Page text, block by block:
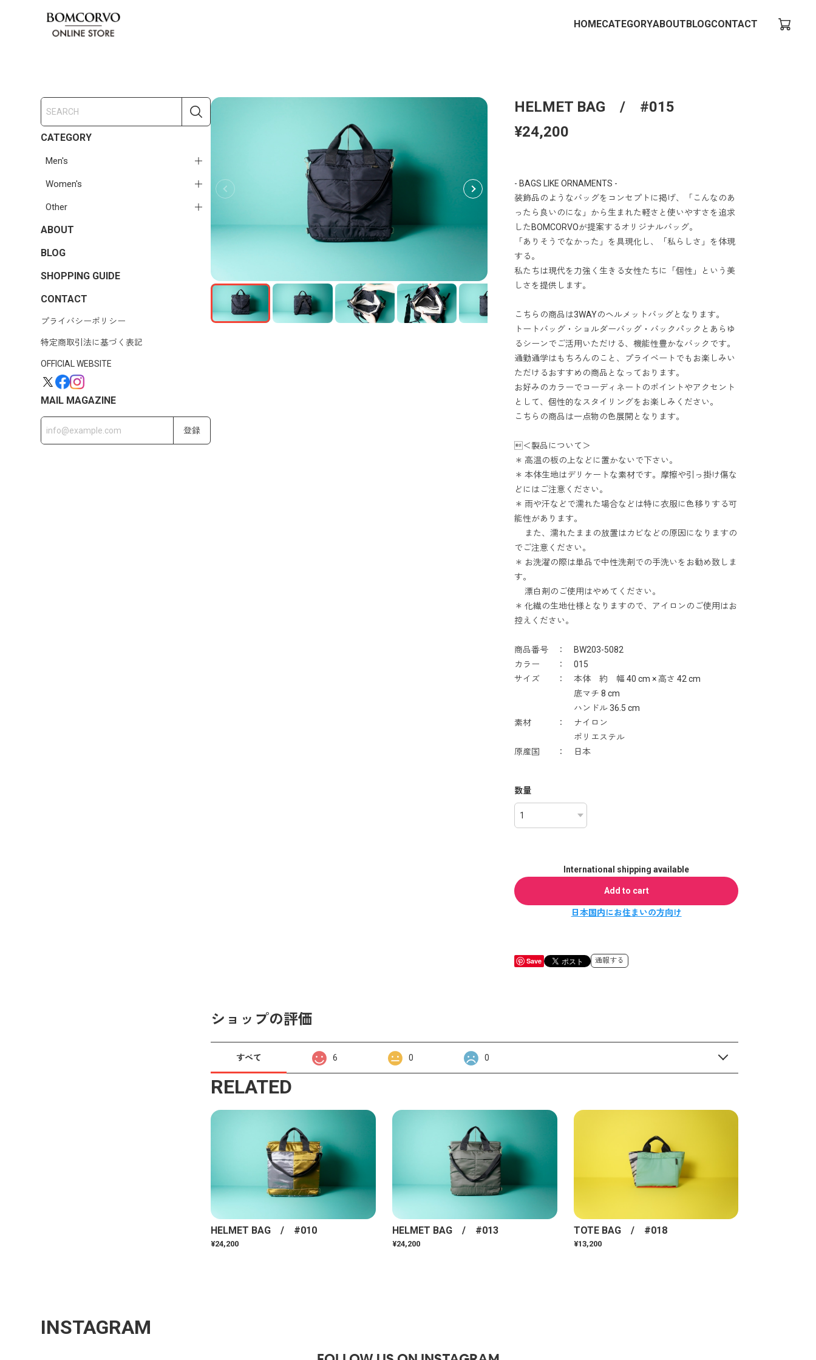
HOMECATEGORYABOUTBLOGCONTACT
CATEGORY
Men's
Women's
Other
ABOUT
BLOG
SHOPPING GUIDE
CONTACT
プライバシーポリシー
特定商取引法に基づく表記
OFFICIAL WEBSITE
MAIL MAGAZINE
登録
HELMET BAG / #015
¥24,200
- BAGS LIKE ORNAMENTS -
装飾品のようなバッグをコンセプトに掲げ、「こんなのあ
ったら良いのにな」から生まれた軽さと使いやすさを追求
したBOMCORVOが提案するオリジナルバッグ。
「ありそうでなかった」を具現化し、「私らしさ」を体現
する。
私たちは現代を力強く生きる女性たちに「個性」という美
しさを提供します。
こちらの商品は3WAYのヘルメットバッグとなります。
トートバッグ・ショルダーバッグ・バックパックとあらゆ
るシーンでご活用いただける、機能性豊かなバックです。
通勤通学はもちろんのこと、プライベートでもお楽しみい
ただけるおすすめの商品となっております。
お好みのカラーでコーディネートのポイントやアクセント
として、個性的なスタイリングをお楽しみください。
こちらの商品は一点物の色展開となります。
＜製品について＞
＊ 高温の板の上などに置かないで下さい。
＊ 本体生地はデリケートな素材です。摩擦や引っ掛け傷な
どにはご注意ください。
＊ 雨や汗などで濡れた場合などは特に衣服に色移りする可
能性があります。
また、濡れたままの放置はカビなどの原因になりますの
でご注意ください。
＊ お洗濯の際は単品で中性洗剤での手洗いをお勧め致しま
す。
漂白剤のご使用はやめてください。
＊ 化繊の生地仕様となりますので、アイロンのご使用はお
控えください。
商品番号 ： BW203-5082
カラー ： 015
サイズ ： 本体 約 幅 40 cm × 高さ 42 cm
底マチ 8 cm
ハンドル 36.5 cm
素材 ： ナイロン
ポリエステル
原産国 ： 日本
数量
International shipping available
Add to cart
日本国内にお住まいの方向け
Save 通報する
ショップの評価
すべて 6 0 0
RELATED
HELMET BAG / #010
¥24,200
HELMET BAG / #013
¥24,200
TOTE BAG / #018
¥13,200
INSTAGRAM